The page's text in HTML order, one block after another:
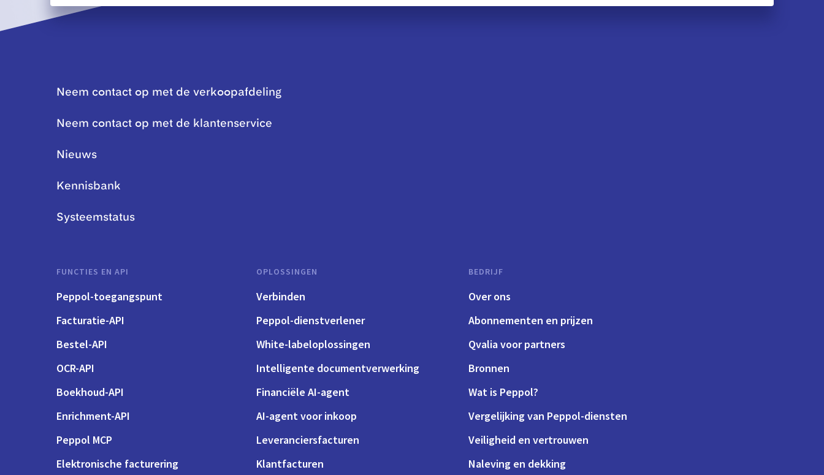
Neem contact op met de verkoopafdeling
Neem contact op met de klantenservice
Nieuws
Kennisbank
Systeemstatus
FUNCTIES EN API
Peppol-toegangspunt
Facturatie-API
Bestel-API
OCR-API
Boekhoud-API
Enrichment-API
Peppol MCP
Elektronische facturering
OPLOSSINGEN
Verbinden
Peppol-dienstverlener
White-labeloplossingen
Intelligente documentverwerking
Financiële AI-agent
AI-agent voor inkoop
Leveranciersfacturen
Klantfacturen
BEDRIJF
Over ons
Abonnementen en prijzen
Qvalia voor partners
Bronnen
Wat is Peppol?
Vergelijking van Peppol-diensten
Veiligheid en vertrouwen
Naleving en dekking